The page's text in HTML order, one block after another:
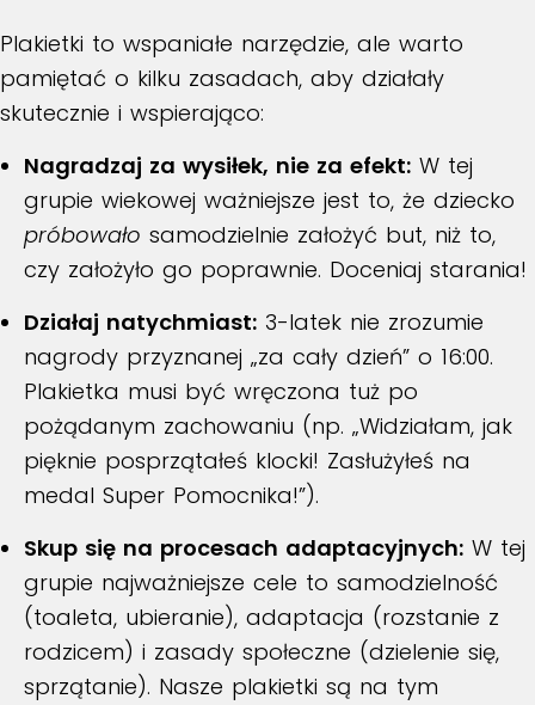
Plakietki to wspaniałe narzędzie, ale warto
pamiętać o kilku zasadach, aby działały
skutecznie i wspierająco:
Nagradzaj za wysiłek, nie za efekt: W tej
grupie wiekowej ważniejsze jest to, że dziecko
próbowało samodzielnie założyć but, niż to,
czy założyło go poprawnie. Doceniaj starania!
Działaj natychmiast: 3-latek nie zrozumie
nagrody przyznanej „za cały dzień” o 16:00.
Plakietka musi być wręczona tuż po
pożądanym zachowaniu (np. „Widziałam, jak
pięknie posprzątałeś klocki! Zasłużyłeś na
medal Super Pomocnika!”).
Skup się na procesach adaptacyjnych: W tej
grupie najważniejsze cele to samodzielność
(toaleta, ubieranie), adaptacja (rozstanie z
rodzicem) i zasady społeczne (dzielenie się,
sprzątanie). Nasze plakietki są na tym